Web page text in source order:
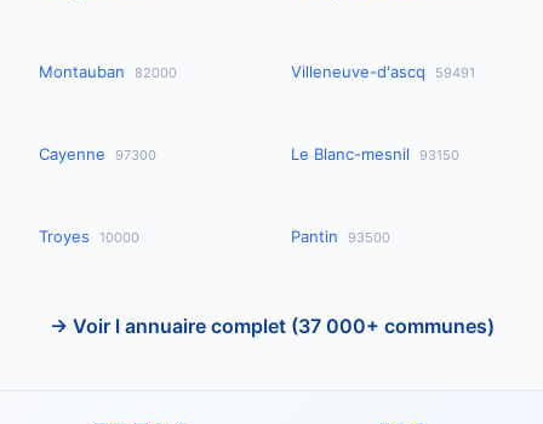
Montauban 82000 Villeneuve-d'ascq 59491
Cayenne 97300 Le Blanc-mesnil 93150
Troyes 10000 Pantin 93500
→ Voir l annuaire complet (37 000+ communes)